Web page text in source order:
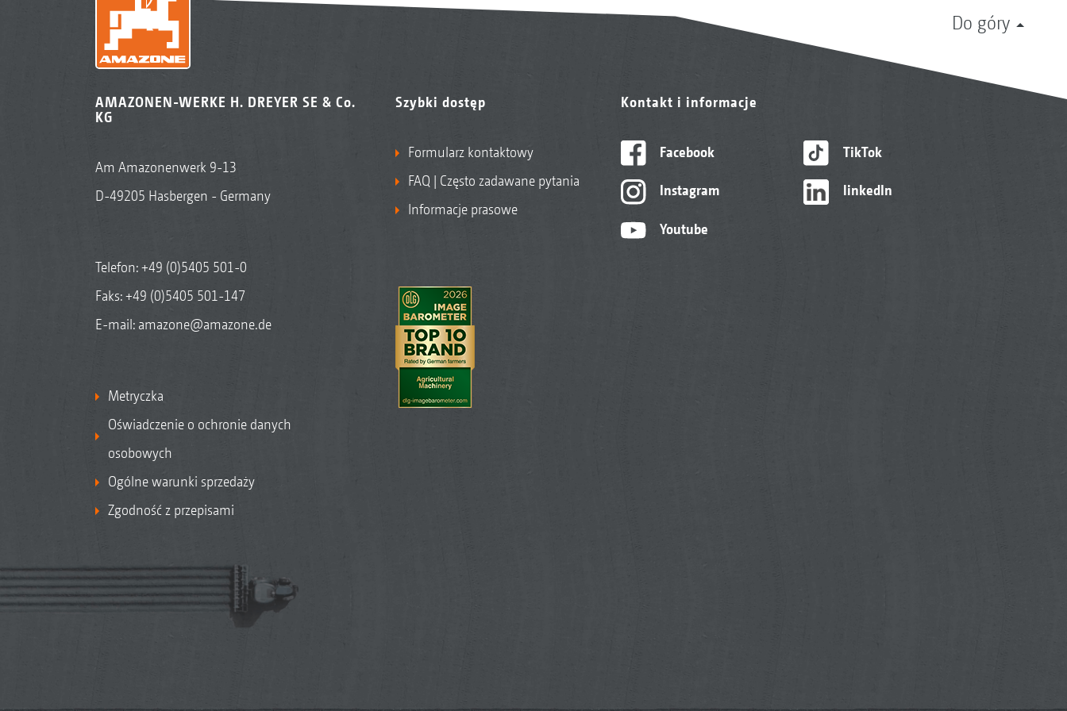
Do góry
AMAZONEN-WERKE H. DREYER SE & Co.
KG
Am Amazonenwerk 9-13
D-49205 Hasbergen - Germany
Telefon:+49 (0)5405 501-0
Faks: +49 (0)5405 501-147
E-mail: amazone@amazone.de
Metryczka
Oświadczenie o ochronie danych
osobowych
Ogólne warunki sprzedaży
Zgodność z przepisami
Szybki dostęp
Formularz kontaktowy
FAQ | Często zadawane pytania
Informacje prasowe
Kontakt i informacje
Facebook
Instagram
Youtube
TikTok
linkedIn